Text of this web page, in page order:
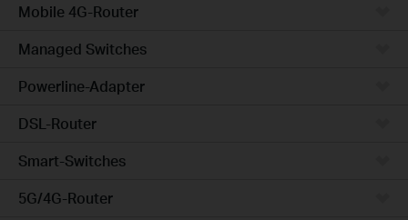
Mobile 4G-Router
Managed Switches
Powerline-Adapter
DSL-Router
Smart-Switches
5G/4G-Router